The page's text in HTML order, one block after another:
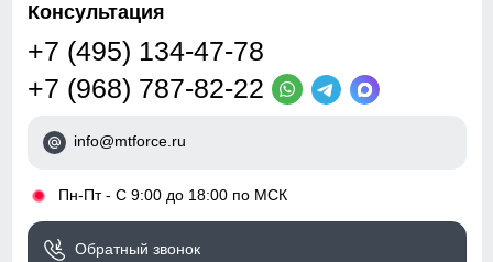
Дизайн и стиль
Стиль
городской, повседневный,
Консультация
+7 (495) 134-47-78
+7 (968) 787-82-22
info@mtforce.ru
• Пн-Пт - С 9:00 до 18:00 по МСК
Обратный звонок